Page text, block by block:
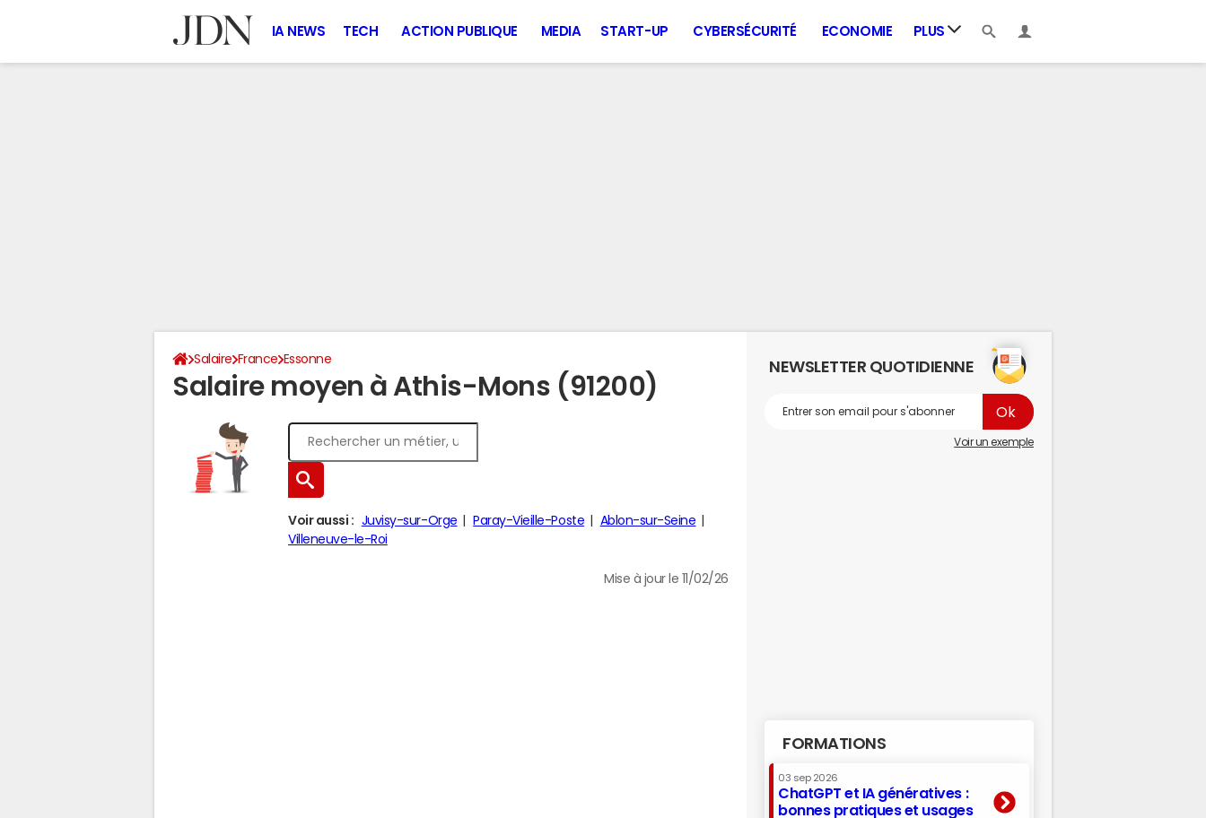
IA NEWS TECH ACTION PUBLIQUE MEDIA START-UP CYBERSÉCURITÉ ECONOMIE PLUS
Salaire France Essonne
Salaire moyen à Athis-Mons (91200)
Voir aussi : Juvisy-sur-Orge Paray-Vieille-Poste
Ablon-sur-Seine
Villeneuve-le-Roi
Mise à jour le 11/02/26
NEWSLETTER QUOTIDIENNE
Voir un exemple
FORMATIONS
03 sep 2026
ChatGPT et IA génératives :
bonnes pratiques et usages